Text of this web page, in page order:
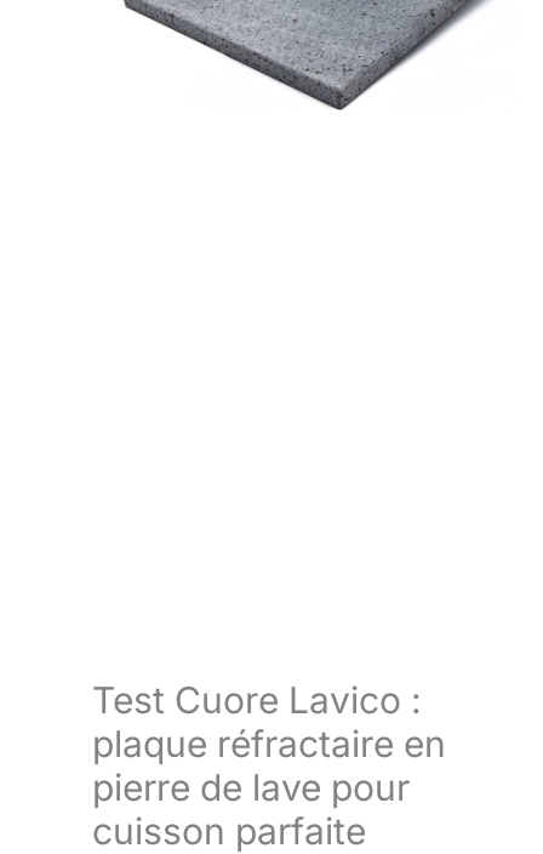
Test Cuore Lavico :
plaque réfractaire en
pierre de lave pour
cuisson parfaite